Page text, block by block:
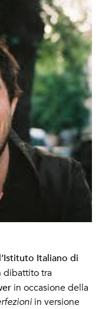
Italiano di
dibattito tra
in occasione della
in versione